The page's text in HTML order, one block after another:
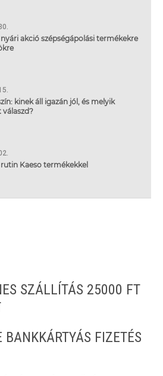
akció szépségápolási termékekre
kinek áll igazán jól, és melyik
rutin Kaeso termékekkel
SZÁLLÍTÁS 25000 FT
BANKKÁRTYÁS FIZETÉS